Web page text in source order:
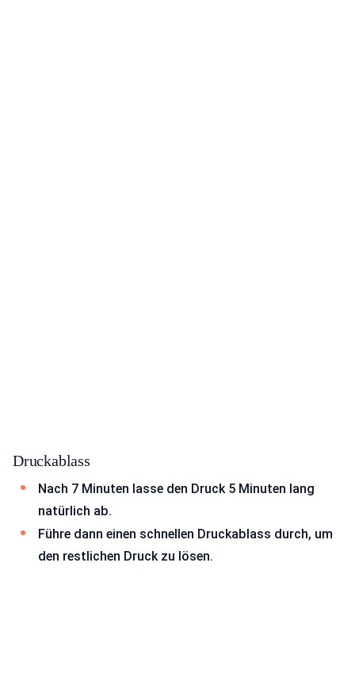
Druckablass
Nach 7 Minuten lasse den Druck 5 Minuten lang
natürlich ab.
Führe dann einen schnellen Druckablass durch, um
den restlichen Druck zu lösen.